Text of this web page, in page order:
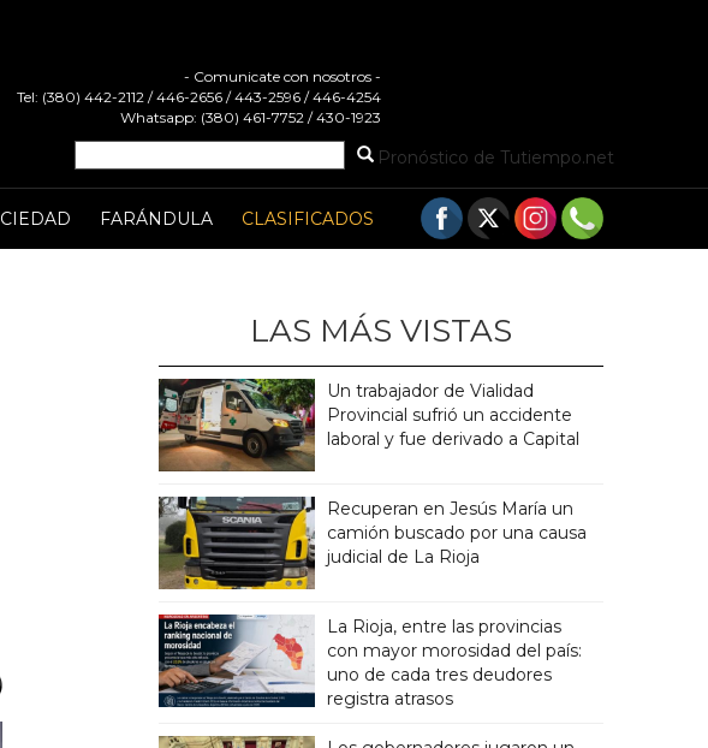
- Comunicate con nosotros -
Tel: (380) 442-2112 / 446-2656 / 443-2596 / 446-4254
Whatsapp: (380) 461-7752 / 430-1923
Pronóstico de Tutiempo.net
FARÁNDULA CLASIFICADOS
LAS MÁS VISTAS
Un trabajador de Vialidad
Provincial sufrió un accidente
laboral y fue derivado a Capital
Recuperan en Jesús María un
camión buscado por una causa
judicial de La Rioja
La Rioja, entre las provincias
con mayor morosidad del país:
uno de cada tres deudores
registra atrasos